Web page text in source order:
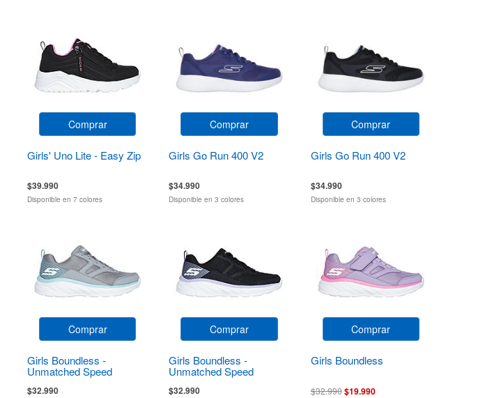
Comprar
Girls' Uno Lite - Easy Zip
$39.990
Disponible en 7 colores
Comprar
Girls Go Run 400 V2
$34.990
Disponible en 3 colores
Comprar
Girls Go Run 400 V2
$34.990
Disponible en 3 colores
Comprar
Girls Boundless -
Unmatched Speed
$32.990
Comprar
Girls Boundless -
Unmatched Speed
$32.990
Comprar
Girls Boundless
$32.990$19.990